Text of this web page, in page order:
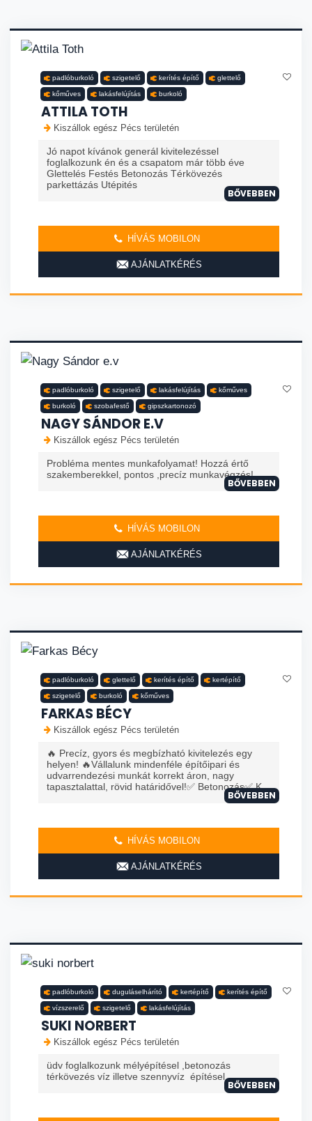
padlóburkoló szigetelő kerítés építő glettelő
kőműves lakásfelújítás burkoló
ATTILA TOTH
Kiszállok egész Pécs területén
Jó napot kívánok generál kivitelezéssel
foglalkozunk én és a csapatom már több éve
Glettelés Festés Betonozás Térkövezés
parkettázás Utépités
BŐVEBBEN
HÍVÁS MOBILON
AJÁNLATKÉRÉS
padlóburkoló szigetelő lakásfelújítás kőműves
burkoló szobafestő gipszkartonozó
NAGY SÁNDOR E.V
Kiszállok egész Pécs területén
Probléma mentes munkafolyamat! Hozzá értő
szakemberekkel, pontos ,precíz munkavégzés!
BŐVEBBEN
HÍVÁS MOBILON
AJÁNLATKÉRÉS
padlóburkoló glettelő kerítés építő kertépítő
szigetelő burkoló kőműves
FARKAS BÉCY
Kiszállok egész Pécs területén
🔥 Precíz, gyors és megbízható kivitelezés egy
helyen! 🔥Vállalunk mindenféle építőipari és
udvarrendezési munkát korrekt áron, nagy
tapasztalattal, rövid határidővel!✅ Betonozás✅ K...
BŐVEBBEN
HÍVÁS MOBILON
AJÁNLATKÉRÉS
padlóburkoló duguláselhárító kertépítő kerítés építő
vízszerelő szigetelő lakásfelújítás
SUKI NORBERT
Kiszállok egész Pécs területén
üdv foglalkozunk mélyépítésel ,betonozás
térkövezés víz illetve szennyvíz építésel
BŐVEBBEN